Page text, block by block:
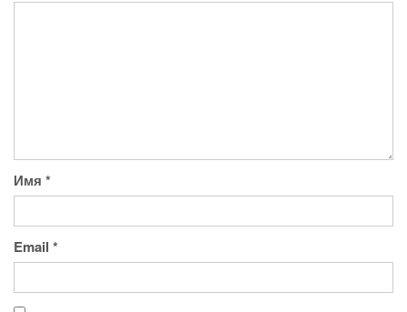
Имя *
Email *